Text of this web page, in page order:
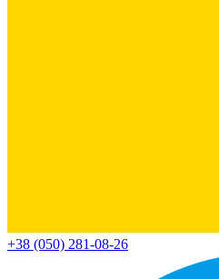
+38 (050) 281-08-26